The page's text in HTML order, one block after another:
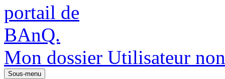
Mon dossier Utilisateur
Sous-menu